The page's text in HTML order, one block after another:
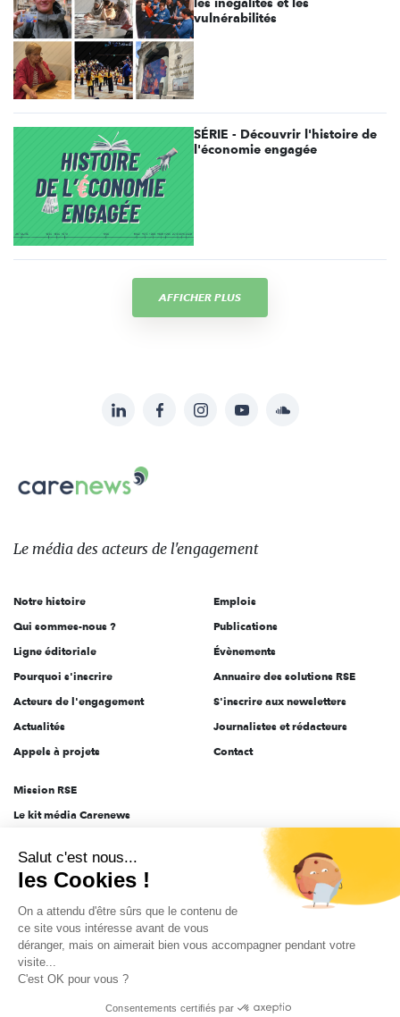
les inégalités et les
vulnérabilités
SÉRIE - Découvrir l'histoire de
l'économie engagée
AFFICHER PLUS
sur:
LinkedInFacebookInstagramYouTubeSoundcloud
Carenews,
Le
des
l'engagement
Le média des acteurs de l'engagement
Notre histoire
Qui sommes-nous ?
Ligne éditoriale
Pourquoi s'inscrire
Acteurs de l'engagement
Actualités
Appels à projets
Emplois
Publications
Évènements
Annuaire des solutions RSE
S'inscrire aux newsletters
Journalistes et rédacteurs
Contact
Mission RSE
Le kit média Carenews
AEF info
Novethic
PRODURABLE
Inclusiv Day
Données personnelles Mentions légales 2025-2026 Tout droits réservés
Salut c'est nous...
les Cookies !
On a attendu d'être sûrs que le contenu de
ce site vous intéresse avant de vous
déranger, mais on aimerait bien vous accompagner pendant votre
visite...
C'est OK pour vous ?
Consentements certifiés par